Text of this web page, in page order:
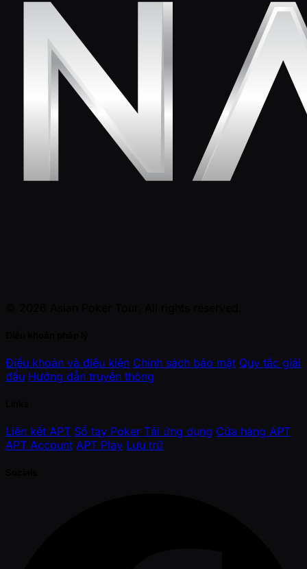
Điều khoản và điều kiện Chính sách bảo mật Quy tắc giải
đấu Hướng dẫn truyền thông
Liên kết APT Sổ tay Poker Tải ứng dụng Cửa hàng APT
APT Account APT Play Lưu trữ